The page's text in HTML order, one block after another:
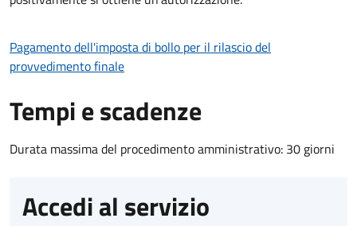
Pagamento dell'imposta di bollo per il rilascio del
provvedimento finale
Tempi e scadenze
Durata massima del procedimento amministrativo: 30 giorni
Accedi al servizio